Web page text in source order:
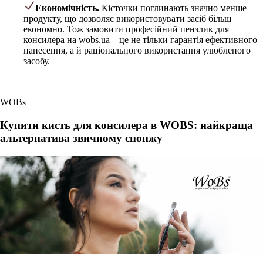
Економічність. Кісточки поглинають значно менше
продукту, що дозволяє використовувати засіб більш
економно. Тож замовити професійний пензлик для
консилера на wobs.ua – це не тільки гарантія ефективного
нанесення, а й раціонального використання улюбленого
засобу.
WOBs
Купити кисть для консилера в WOBS: найкраща
альтернатива звичному спонжу